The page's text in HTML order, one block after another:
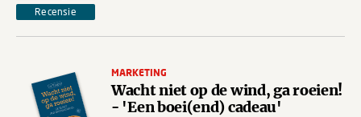
Recensie
MARKETING
Wacht niet op de wind, ga roeien!
- 'Een boei(end) cadeau'